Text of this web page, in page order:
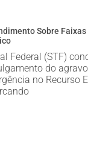
Sobre Faixas
Federal (STF)
do
no Recurso